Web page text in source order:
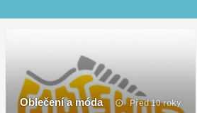
Oblečení a móda Před 10 roky